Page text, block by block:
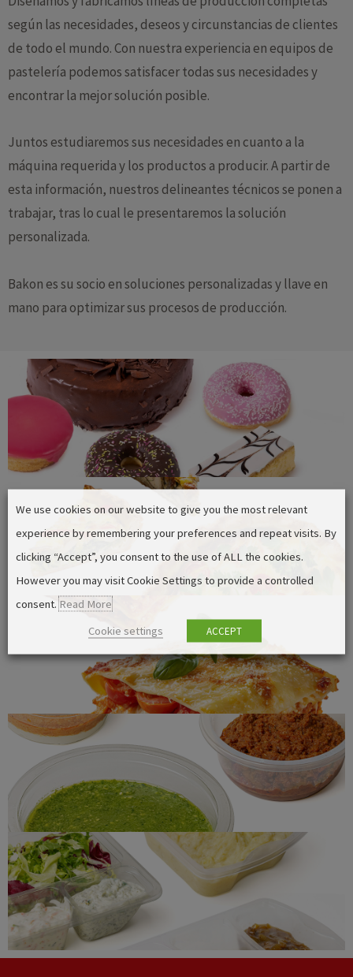
según las necesidades, deseos y circunstancias de clientes
de todo el mundo. Con nuestra experiencia en equipos de
pastelería podemos satisfacer todas sus necesidades y
encontrar la mejor solución posible.
Juntos estudiaremos sus necesidades en cuanto a la
máquina requerida y los productos a producir. A partir de
esta información, nuestros delineantes técnicos se ponen a
trabajar, tras lo cual le presentaremos la solución
personalizada.
Bakon es su socio en soluciones personalizadas y llave en
mano para optimizar sus procesos de producción.
Pastelería
Quiches
Lasaña
Tapenades, Pastas para untar,
Aderezos y Dips
Comidas preparadas
We use cookies on our website to give you the most relevant
experience by remembering your preferences and repeat visits. By
clicking “Accept”, you consent to the use of ALL the cookies.
However you may visit Cookie Settings to provide a controlled
consent. Read More
Cookie settings
ACCEPT